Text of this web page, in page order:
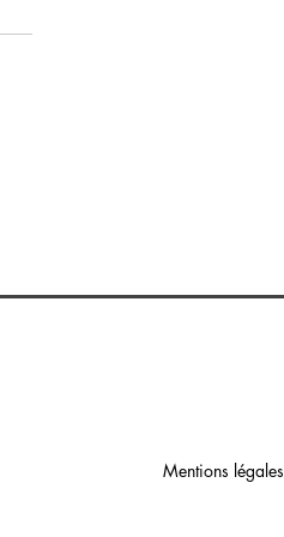
Mentions légales